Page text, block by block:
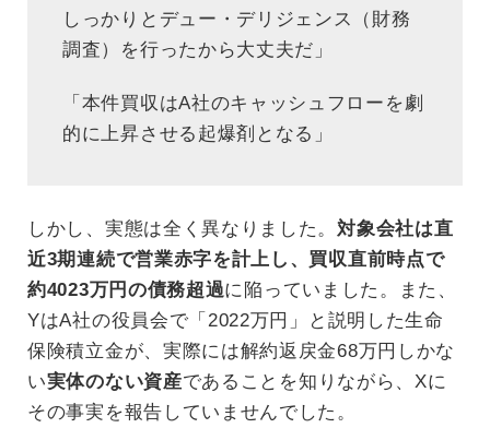
しっかりとデュー・デリジェンス（財務
調査）を行ったから大丈夫だ」
「本件買収はA社のキャッシュフローを劇
的に上昇させる起爆剤となる」
しかし、実態は全く異なりました。対象会社は直
近3期連続で営業赤字を計上し、買収直前時点で
約4023万円の債務超過に陥っていました。また、
YはA社の役員会で「2022万円」と説明した生命
保険積立金が、実際には解約返戻金68万円しかな
い実体のない資産であることを知りながら、Xに
その事実を報告していませんでした。